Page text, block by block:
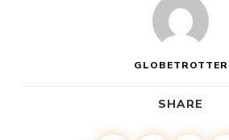
GLOBETROTTER
SHARE